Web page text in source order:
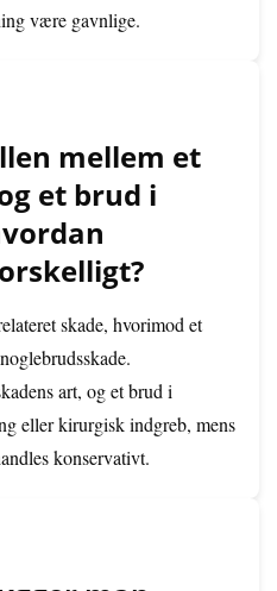
være gavnlige.
mellem et
et brud i
skade, hvorimod et
art, og et brud i
eller kirurgisk indgreb, mens
konservativt.